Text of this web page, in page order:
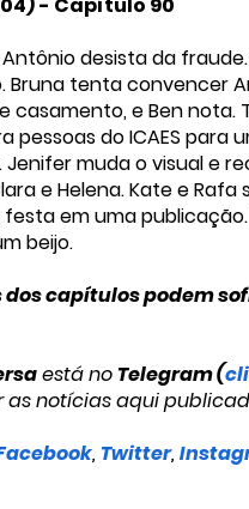
desista da
tenta convencer
casamento, e Ben nota.
pessoas do ICAES para
Jenifer muda o visual e
e Helena. Kate e
em uma
beijo.
dos capítulos podem
está no Telegram (
notícias aqui
, Twitter,